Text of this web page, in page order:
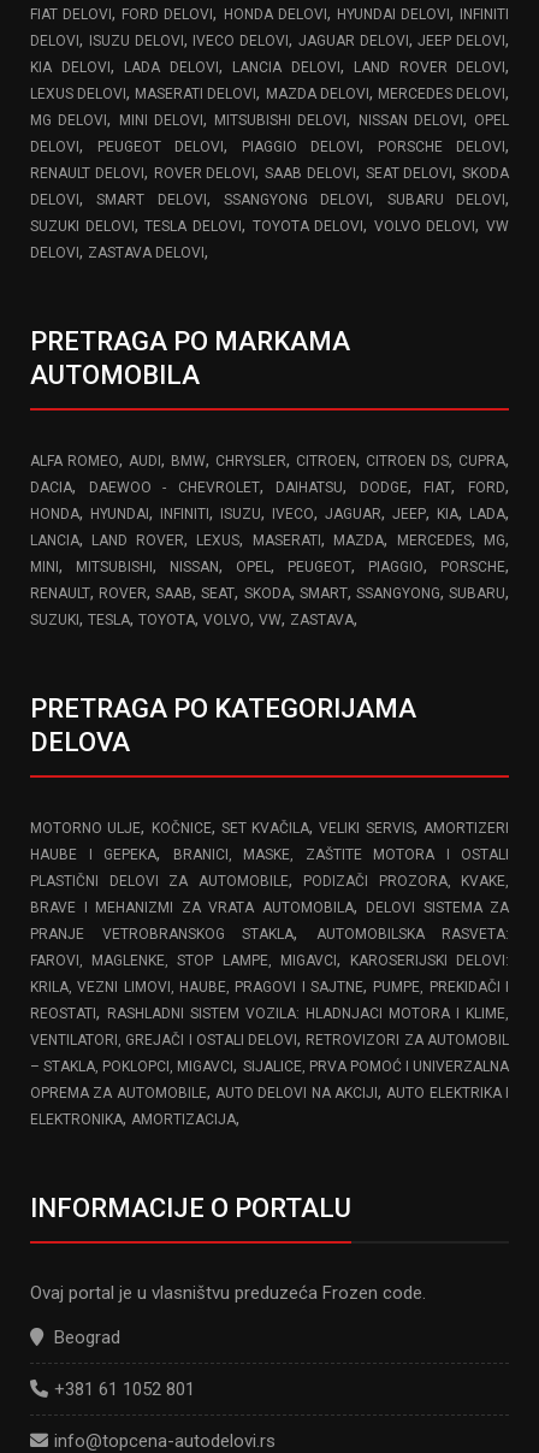
FIAT DELOVI, FORD DELOVI, HONDA DELOVI, HYUNDAI DELOVI, INFINITI
DELOVI, ISUZU DELOVI, IVECO DELOVI, JAGUAR DELOVI,JEEP DELOVI,
KIA DELOVI, LADA DELOVI, LANCIA DELOVI, LAND ROVER DELOVI,
LEXUS DELOVI, MASERATI DELOVI, MAZDA DELOVI, MERCEDES DELOVI,
MG DELOVI, MINI DELOVI, MITSUBISHI DELOVI, NISSAN DELOVI, OPEL
DELOVI, PEUGEOT DELOVI, PIAGGIO DELOVI, PORSCHE DELOVI,
RENAULT DELOVI, ROVER DELOVI, SAAB DELOVI, SEAT DELOVI, SKODA
DELOVI,SMART DELOVI,SSANGYONG DELOVI, SUBARU DELOVI,
SUZUKI DELOVI,TESLA DELOVI, TOYOTA DELOVI, VOLVO DELOVI, VW
DELOVI, ZASTAVA DELOVI,
PRETRAGA PO MARKAMA
AUTOMOBILA
ALFA ROMEO, AUDI, BMW, CHRYSLER, CITROEN, CITROEN DS, CUPRA,
DACIA, DAEWOO - CHEVROLET, DAIHATSU, DODGE, FIAT, FORD,
HONDA, HYUNDAI, INFINITI, ISUZU, IVECO, JAGUAR, JEEP, KIA, LADA,
LANCIA, LAND ROVER, LEXUS, MASERATI, MAZDA, MERCEDES, MG,
MINI, MITSUBISHI, NISSAN, OPEL , PEUGEOT, PIAGGIO, PORSCHE,
RENAULT, ROVER,SAAB,SEAT, SKODA, SMART, SSANGYONG,SUBARU,
SUZUKI, TESLA, TOYOTA, VOLVO, VW, ZASTAVA,
PRETRAGA PO KATEGORIJAMA
DELOVA
MOTORNO ULJE, KOČNICE, SET KVAČILA,VELIKI SERVIS, AMORTIZERI
HAUBE I GEPEKA,
BRANICI, MASKE, ZAŠTITE MOTORA I OSTALI
PLASTIČNI DELOVI ZA AUTOMOBILE,
PODIZAČI PROZORA, KVAKE,
BRAVE I MEHANIZMI ZA VRATA AUTOMOBILA,
DELOVI SISTEMA ZA
PRANJE VETROBRANSKOG STAKLA,
AUTOMOBILSKA RASVETA:
FAROVI, MAGLENKE, STOP LAMPE, MIGAVCI,
KAROSERIJSKI DELOVI:
KRILA, VEZNI LIMOVI, HAUBE, PRAGOVI I SAJTNE, PUMPE, PREKIDAČI I
REOSTATI, RASHLADNI SISTEM VOZILA: HLADNJACI MOTORA I KLIME,
VENTILATORI, GREJAČI I OSTALI DELOVI, RETROVIZORI ZA AUTOMOBIL
– STAKLA, POKLOPCI, MIGAVCI, SIJALICE, PRVA POMOĆ I UNIVERZALNA
OPREMA ZA AUTOMOBILE, AUTO DELOVI NA AKCIJI, AUTO ELEKTRIKA I
ELEKTRONIKA, AMORTIZACIJA,
INFORMACIJE O PORTALU
Ovaj portal je u vlasništvu preduzeća Frozen code.
Beograd
+381 61 1052 801
info@topcena-autodelovi.rs